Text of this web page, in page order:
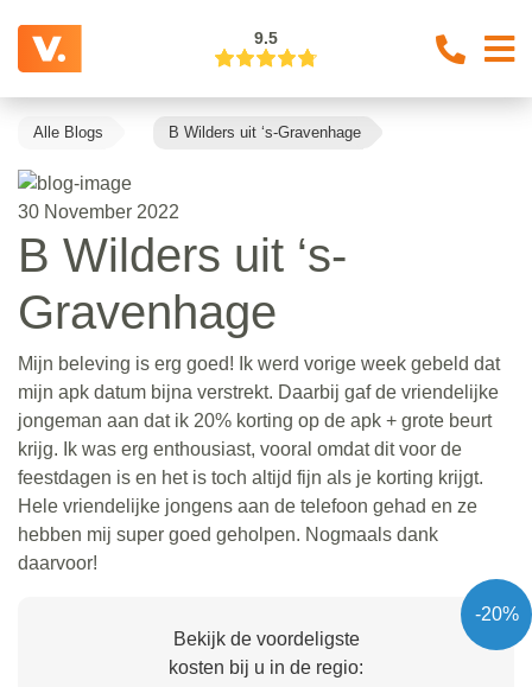
9.5
Alle Blogs B Wilders uit ‘s-Gravenhage
30 November 2022
B Wilders uit ‘s-
Gravenhage
Mijn beleving is erg goed! Ik werd vorige week gebeld dat
mijn apk datum bijna verstrekt. Daarbij gaf de vriendelijke
jongeman aan dat ik 20% korting op de apk + grote beurt
krijg. Ik was erg enthousiast, vooral omdat dit voor de
feestdagen is en het is toch altijd fijn als je korting krijgt.
Hele vriendelijke jongens aan de telefoon gehad en ze
hebben mij super goed geholpen. Nogmaals dank
daarvoor!
-20%
Bekijk de voordeligste
kosten bij u in de regio: